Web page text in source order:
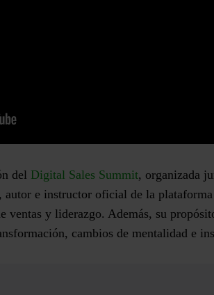
del Digital Sales Summit, organizada
autor e instructor oficial de la
ventas y liderazgo. Además, su
cambios de mentalidad e